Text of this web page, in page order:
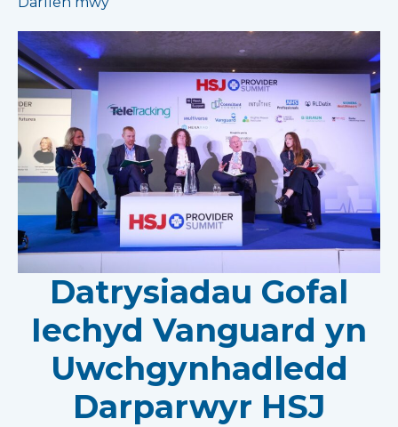
Datrysiadau Gofal
Iechyd Vanguard yn
Uwchgynhadledd
Darparwyr HSJ